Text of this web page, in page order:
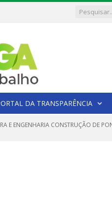
DA TRANSPARÊNCIA
E ENGENHARIA CONSTRUÇÃO DE